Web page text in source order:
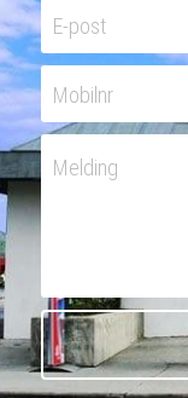
E-post
Mobilnr
Melding